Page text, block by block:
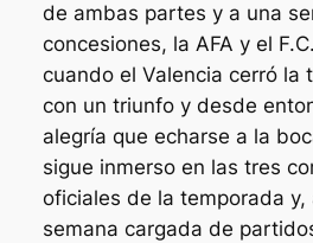
de ambas partes y a una
concesiones, la AFA y el
cuando el Valencia cerró la
con un triunfo y desde
alegría que echarse a la
sigue inmerso en las tres
oficiales de la temporada y,
semana cargada de